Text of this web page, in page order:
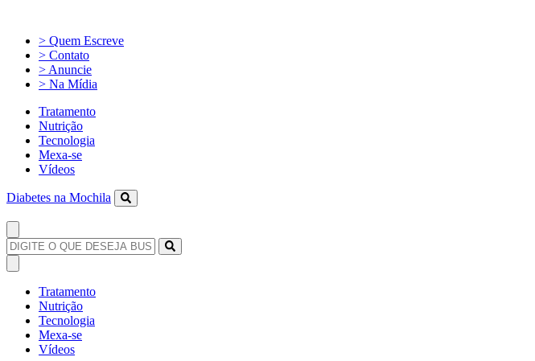
> Quem Escreve
> Contato
> Anuncie
> Na Mídia
Tratamento
Nutrição
Tecnologia
Mexa-se
Vídeos
Diabetes na Mochila
Tratamento
Nutrição
Tecnologia
Mexa-se
Vídeos